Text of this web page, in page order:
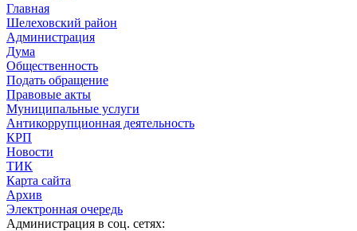
Главная
Шелеховский район
Администрация
Дума
Общественность
Подать обращение
Правовые акты
Муниципальные услуги
Антикоррупционная деятельность
КРП
Новости
ТИК
Карта сайта
Архив
Электронная очередь
Администрация в соц. сетях: